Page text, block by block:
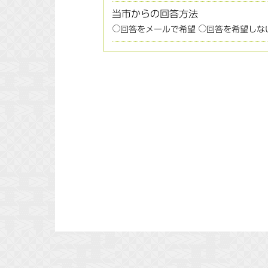
当市からの回答方法
回答をメールで希望 回答を希望しな